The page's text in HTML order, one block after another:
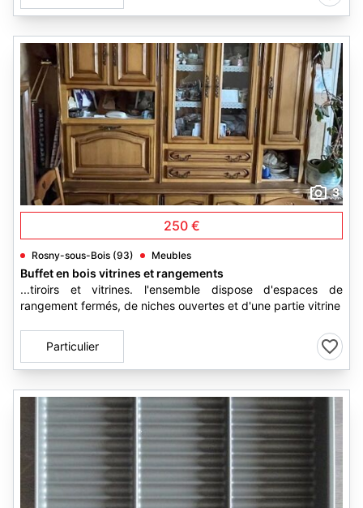
3
250 €
Rosny-sous-Bois (93) Meubles
Buffet en bois vitrines et rangements
...tiroirs et vitrines. l'ensemble dispose d'espaces de
rangement fermés, de niches ouvertes et d'une partie vitrine
Particulier